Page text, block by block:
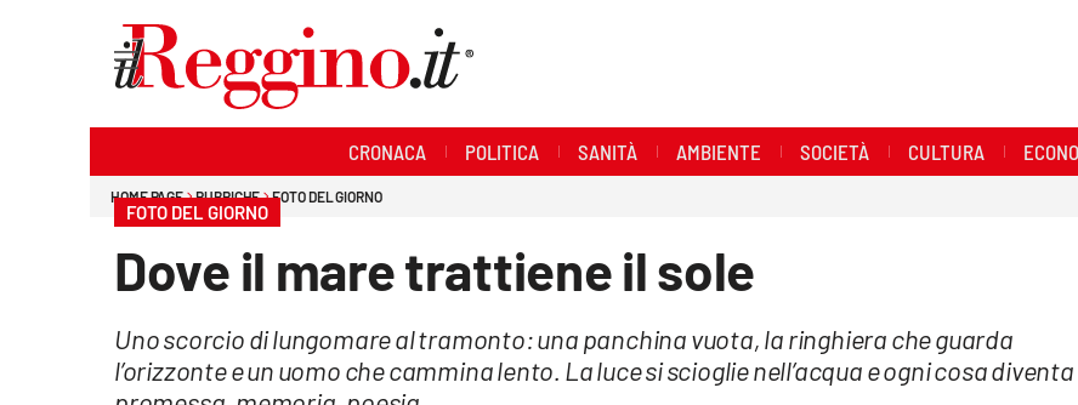
CRONACA POLITICA SANITÀ AMBIENTE SOCIETÀ CULTURA
HOME PAGE RUBRICHE FOTO DEL GIORNO
FOTO DEL GIORNO
Dove il mare trattiene il sole
Uno scorcio di lungomare al tramonto: una panchina vuota, la ringhiera che guarda
l’orizzonte e un uomo che cammina lento. La luce si scioglie nell’acqua e ogni cosa diventa